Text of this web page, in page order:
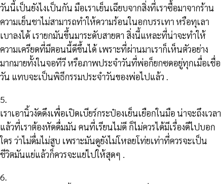
วันนี้เป็นยังไงเป็นกัน มือเราเย็นเฉียบจากสิ่งที่เราซื้อมาจากร้าน
ความเย็นชาไม่สามารถทำให้ความร้อนในอกบรรเทา หรือทุเลา
เบาลงได้ เรายกมันขึ้นมาระดับสายตา สิ่งนี้แหละที่น่าจะทำให้
ความเครียดที่มีตอนนี้ดีขึ้นได้ เพราะที่ผ่านมาเราก็เห็นตัวอย่าง
มากมายทั้งในจอทีวี หรือภาพประจำวันที่พ่อก็ยกซดอยู่ทุกเมื่อเชื่อ
วัน แทบจะเป็นพิธีกรรมประจำวันของพ่อไปแล้ว .
5.
เราเอานิ้วงัดดึงเพื่อเปิดเบียร์กระป๋องเย็นเยือกในมือ น่าจะถึงเวลา
แล้วที่เราต้องหัดดื่มมัน คนที่เรียนไม่ดี ก็ไม่ควรได้มีเรื่องดีไปบอก
ใคร ว่าไม่ดื่มไม่สูบ เพราะมันดูยังไม่โหลยโท่ยเท่าที่ควรจะเป็น
ชีวิตมันแย่แล้วก็ควรจะแย่ไปให้สุดๆ .
6.